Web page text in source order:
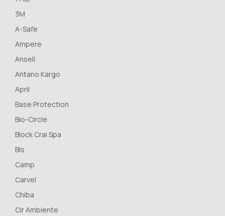
3M
A-Safe
Ampere
Ansell
Antano Kargo
April
Base Protection
Bio-Circle
Block Crai Spa
Bls
Camp
Carvel
Chiba
Cir Ambiente